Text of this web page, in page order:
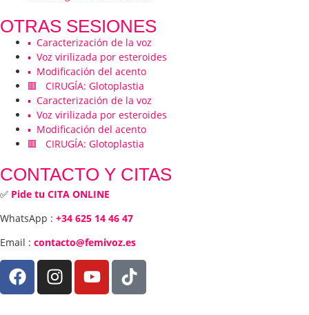
OTRAS SESIONES
▪️ Caracterización de la voz
▪️ Voz virilizada por esteroides
▪️ Modificación del acento
🟥 CIRUGÍA: Glotoplastia
▪️ Caracterización de la voz
▪️ Voz virilizada por esteroides
▪️ Modificación del acento
🟥 CIRUGÍA: Glotoplastia
CONTACTO Y CITAS
✅ Pide tu CITA ONLINE
WhatsApp : +34 625 14 46 47
Email : contacto@femivoz.es